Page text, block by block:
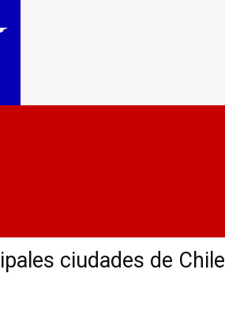
ciudades de Chile